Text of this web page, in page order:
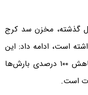
گذشته، مخزن سد کرج
داشته است، ادامه داد: این
کاهش بی‌سابقه در ذخایر آبی، نتیجه کاهش ۱۰۰ درصدی بارش‌ها
است.